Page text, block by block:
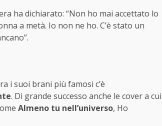
ha dichiarato: “Non ho mai accettato lo
a metà. Io non ne ho. C’è stato un
i suoi brani più famosi c’è
. Di grande successo anche le cover a cui
Almeno tu nell’universo, Ho